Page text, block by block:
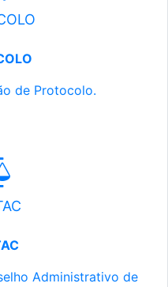
de Protocolo.
Administrativo de